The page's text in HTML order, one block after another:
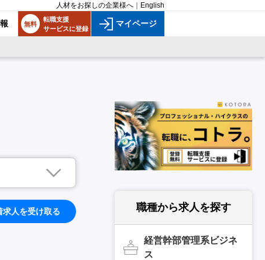
人材をお探しの企業様へ English
無料
転職支援
サービスに登録
マイページ
求人を受け取る 職種から求人を探す
経営幹部管理系ビジネ
ス